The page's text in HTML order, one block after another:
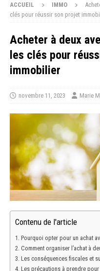
ACCUEIL IMMO
clés pour réussir son projet
Acheter à deux
les clés pour
immobilier
novembre 11, 2023 Marie
Contenu de l'article
Pourquoi opter pour un achat
Comment organiser l’achat à
Les conséquences fiscales et
Les précautions à prendre